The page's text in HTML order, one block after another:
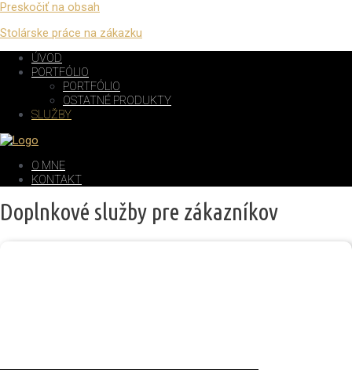
Preskočiť na obsah
Stolárske práce na zákazku
ÚVOD
PORTFÓLIO
PORTFÓLIO
OSTATNÉ PRODUKTY
SLUŽBY
O MNE
KONTAKT
Doplnkové služby pre zákazníkov